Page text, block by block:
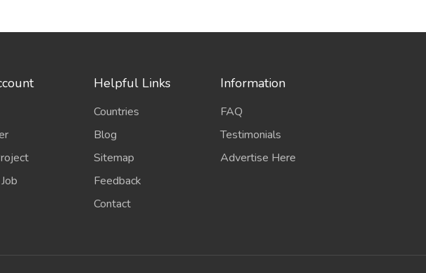
Helpful Links
Countries
Blog
Sitemap
Feedback
Contact
Information
FAQ
Testimonials
Advertise Here